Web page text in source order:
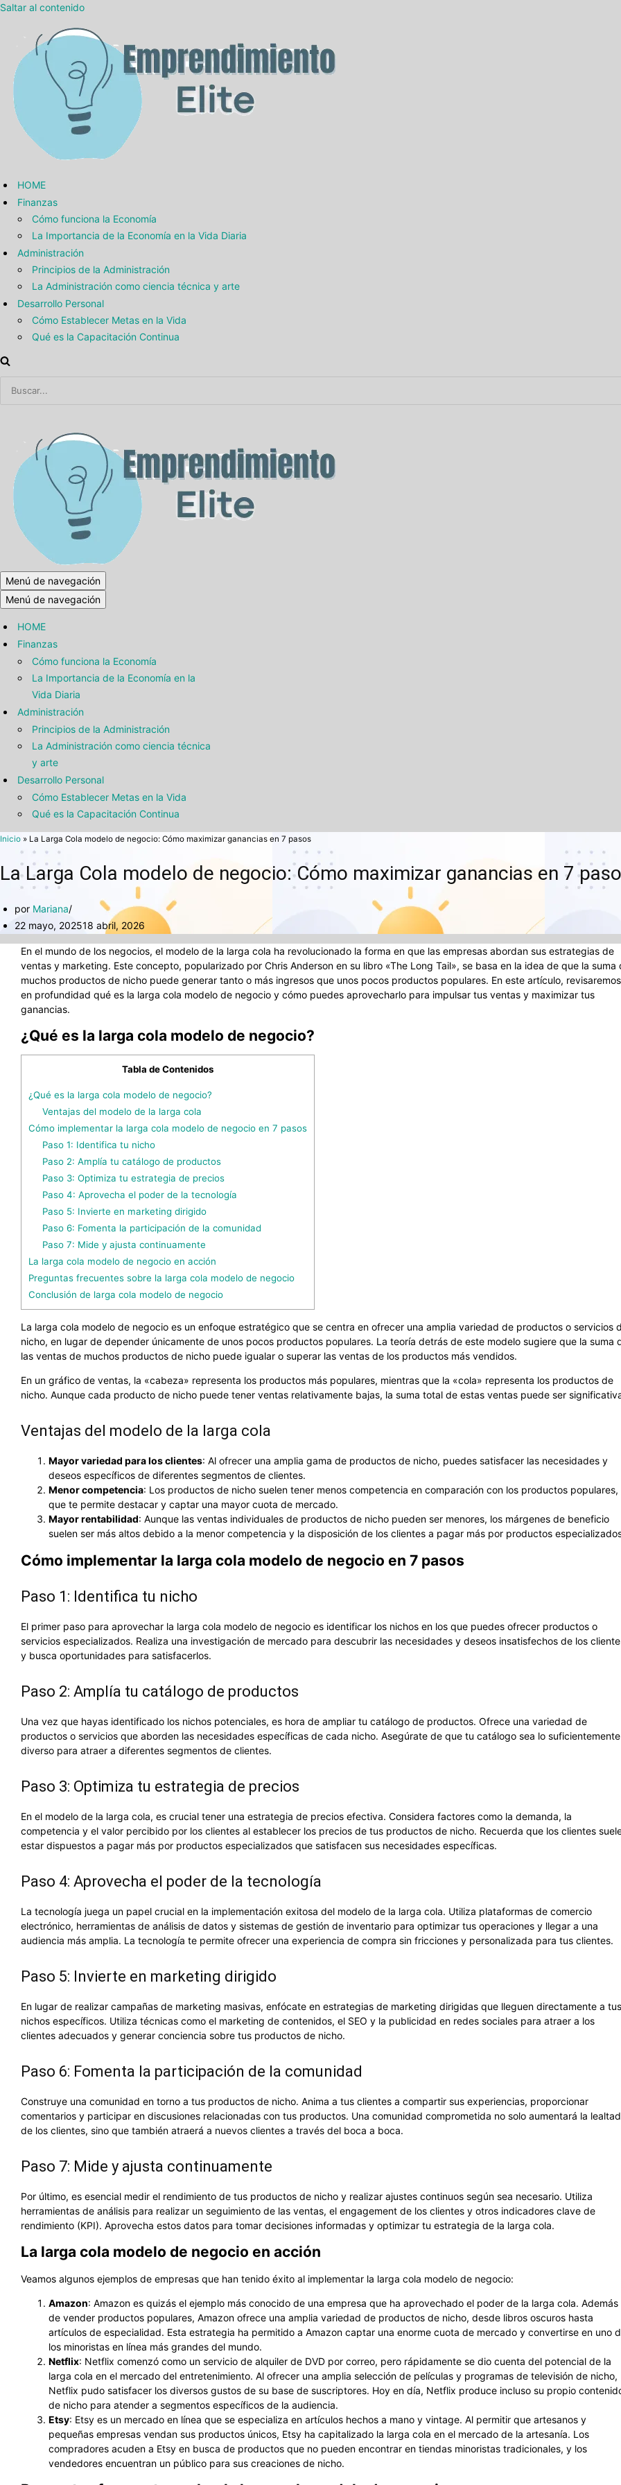
Saltar al contenido
HOME
Finanzas
Cómo funciona la Economía
La Importancia de la Economía en la Vida Diaria
Administración
Principios de la Administración
La Administración como ciencia técnica y arte
Desarrollo Personal
Cómo Establecer Metas en la Vida
Qué es la Capacitación Continua
Menú de navegación
Menú de navegación
HOME
Finanzas
Cómo funciona la Economía
La Importancia de la Economía en la
Vida Diaria
Administración
Principios de la Administración
La Administración como ciencia técnica
y arte
Desarrollo Personal
Cómo Establecer Metas en la Vida
Qué es la Capacitación Continua
Inicio » La Larga Cola modelo de negocio: Cómo maximizar ganancias en 7 pasos
La Larga Cola modelo de negocio: Cómo maximizar ganancias en 7
por Mariana
22 mayo, 202518 abril, 2026
En el mundo de los negocios, el modelo de la larga cola ha revolucionado la forma en que las empresas abordan sus estrategias de
ventas y marketing. Este concepto, popularizado por Chris Anderson en su libro «The Long Tail», se basa en la idea de que la suma
muchos productos de nicho puede generar tanto o más ingresos que unos pocos productos populares. En este artículo, revisaremos
en profundidad qué es la larga cola modelo de negocio y cómo puedes aprovecharlo para impulsar tus ventas y maximizar tus
ganancias.
¿Qué es la larga cola modelo de negocio?
Tabla de Contenidos
¿Qué es la larga cola modelo de negocio?
Ventajas del modelo de la larga cola
Cómo implementar la larga cola modelo de negocio en 7 pasos
Paso 1: Identifica tu nicho
Paso 2: Amplía tu catálogo de productos
Paso 3: Optimiza tu estrategia de precios
Paso 4: Aprovecha el poder de la tecnología
Paso 5: Invierte en marketing dirigido
Paso 6: Fomenta la participación de la comunidad
Paso 7: Mide y ajusta continuamente
La larga cola modelo de negocio en acción
Preguntas frecuentes sobre la larga cola modelo de negocio
Conclusión de larga cola modelo de negocio
La larga cola modelo de negocio es un enfoque estratégico que se centra en ofrecer una amplia variedad de productos o servicios
nicho, en lugar de depender únicamente de unos pocos productos populares. La teoría detrás de este modelo sugiere que la suma
las ventas de muchos productos de nicho puede igualar o superar las ventas de los productos más vendidos.
En un gráfico de ventas, la «cabeza» representa los productos más populares, mientras que la «cola» representa los productos de
nicho. Aunque cada producto de nicho puede tener ventas relativamente bajas, la suma total de estas ventas puede ser
Ventajas del modelo de la larga cola
Mayor variedad para los clientes: Al ofrecer una amplia gama de productos de nicho, puedes satisfacer las necesidades y
deseos específicos de diferentes segmentos de clientes.
Menor competencia: Los productos de nicho suelen tener menos competencia en comparación con los productos populares,
que te permite destacar y captar una mayor cuota de mercado.
Mayor rentabilidad: Aunque las ventas individuales de productos de nicho pueden ser menores, los márgenes de beneficio
suelen ser más altos debido a la menor competencia y la disposición de los clientes a pagar más por productos
Cómo implementar la larga cola modelo de negocio en 7 pasos
Paso 1: Identifica tu nicho
El primer paso para aprovechar la larga cola modelo de negocio es identificar los nichos en los que puedes ofrecer productos o
servicios especializados. Realiza una investigación de mercado para descubrir las necesidades y deseos insatisfechos de los
y busca oportunidades para satisfacerlos.
Paso 2: Amplía tu catálogo de productos
Una vez que hayas identificado los nichos potenciales, es hora de ampliar tu catálogo de productos. Ofrece una variedad de
productos o servicios que aborden las necesidades específicas de cada nicho. Asegúrate de que tu catálogo sea lo suficientemente
diverso para atraer a diferentes segmentos de clientes.
Paso 3: Optimiza tu estrategia de precios
En el modelo de la larga cola, es crucial tener una estrategia de precios efectiva. Considera factores como la demanda, la
competencia y el valor percibido por los clientes al establecer los precios de tus productos de nicho. Recuerda que los clientes
estar dispuestos a pagar más por productos especializados que satisfacen sus necesidades específicas.
Paso 4: Aprovecha el poder de la tecnología
La tecnología juega un papel crucial en la implementación exitosa del modelo de la larga cola. Utiliza plataformas de comercio
electrónico, herramientas de análisis de datos y sistemas de gestión de inventario para optimizar tus operaciones y llegar a una
audiencia más amplia. La tecnología te permite ofrecer una experiencia de compra sin fricciones y personalizada para tus clientes.
Paso 5: Invierte en marketing dirigido
En lugar de realizar campañas de marketing masivas, enfócate en estrategias de marketing dirigidas que lleguen directamente a tus
nichos específicos. Utiliza técnicas como el marketing de contenidos, el SEO y la publicidad en redes sociales para atraer a los
clientes adecuados y generar conciencia sobre tus productos de nicho.
Paso 6: Fomenta la participación de la comunidad
Construye una comunidad en torno a tus productos de nicho. Anima a tus clientes a compartir sus experiencias, proporcionar
comentarios y participar en discusiones relacionadas con tus productos. Una comunidad comprometida no solo aumentará la lealtad
de los clientes, sino que también atraerá a nuevos clientes a través del boca a boca.
Paso 7: Mide y ajusta continuamente
Por último, es esencial medir el rendimiento de tus productos de nicho y realizar ajustes continuos según sea necesario. Utiliza
herramientas de análisis para realizar un seguimiento de las ventas, el engagement de los clientes y otros indicadores clave de
rendimiento (KPI). Aprovecha estos datos para tomar decisiones informadas y optimizar tu estrategia de la larga cola.
La larga cola modelo de negocio en acción
Veamos algunos ejemplos de empresas que han tenido éxito al implementar la larga cola modelo de negocio:
Amazon: Amazon es quizás el ejemplo más conocido de una empresa que ha aprovechado el poder de la larga cola. Además
de vender productos populares, Amazon ofrece una amplia variedad de productos de nicho, desde libros oscuros hasta
artículos de especialidad. Esta estrategia ha permitido a Amazon captar una enorme cuota de mercado y convertirse en uno
los minoristas en línea más grandes del mundo.
Netflix: Netflix comenzó como un servicio de alquiler de DVD por correo, pero rápidamente se dio cuenta del potencial de la
larga cola en el mercado del entretenimiento. Al ofrecer una amplia selección de películas y programas de televisión de nicho,
Netflix pudo satisfacer los diversos gustos de su base de suscriptores. Hoy en día, Netflix produce incluso su propio
de nicho para atender a segmentos específicos de la audiencia.
Etsy: Etsy es un mercado en línea que se especializa en artículos hechos a mano y vintage. Al permitir que artesanos y
pequeñas empresas vendan sus productos únicos, Etsy ha capitalizado la larga cola en el mercado de la artesanía. Los
compradores acuden a Etsy en busca de productos que no pueden encontrar en tiendas minoristas tradicionales, y los
vendedores encuentran un público para sus creaciones de nicho.